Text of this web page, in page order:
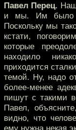
Павел Перец.
и мы. Им было
Поскольку мы
кстати,
которые
находило
приходится
темой. Ну, надо
более-менее
пишут с такими
Павел,
видно, что